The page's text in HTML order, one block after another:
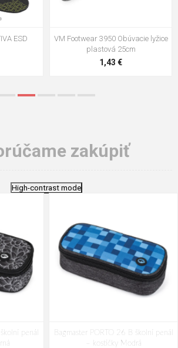
VM Footwear 3102 Šnúrky ploché
0,79 €
zakúpiť
High-contrast mode
penál
Bagmaster PORTO 26 B školní penál
– kostičky Modrá